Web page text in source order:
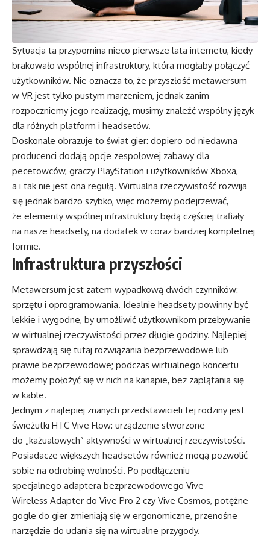
Sytuacja ta przypomina nieco pierwsze lata internetu, kiedy
brakowało wspólnej infrastruktury, która mogłaby połączyć
użytkowników. Nie oznacza to, że przyszłość metawersum
w VR jest tylko pustym marzeniem, jednak zanim
rozpoczniemy jego realizację, musimy znaleźć wspólny język
dla różnych platform i headsetów.
Doskonale obrazuje to świat gier: dopiero od niedawna
producenci dodają opcje zespołowej zabawy dla
pecetowców, graczy PlayStation i użytkowników Xboxa,
a i tak nie jest ona regułą. Wirtualna rzeczywistość rozwija
się jednak bardzo szybko, więc możemy podejrzewać,
że elementy wspólnej infrastruktury będą częściej trafiały
na nasze headsety, na dodatek w coraz bardziej kompletnej
formie.
Infrastruktura przyszłości
Metawersum jest zatem wypadkową dwóch czynników:
sprzętu i oprogramowania. Idealnie headsety powinny być
lekkie i wygodne, by umożliwić użytkownikom przebywanie
w wirtualnej rzeczywistości przez długie godziny. Najlepiej
sprawdzają się tutaj rozwiązania bezprzewodowe lub
prawie bezprzewodowe; podczas wirtualnego koncertu
możemy położyć się w nich na kanapie, bez zaplątania się
w kable.
Jednym z najlepiej znanych przedstawicieli tej rodziny jest
świeżutki HTC Vive Flow: urządzenie stworzone
do „każualowych” aktywności w wirtualnej rzeczywistości.
Posiadacze większych headsetów również mogą pozwolić
sobie na odrobinę wolności. Po podłączeniu
specjalnego adaptera bezprzewodowego Vive
Wireless Adapter do Vive Pro 2 czy Vive Cosmos, potężne
gogle do gier zmieniają się w ergonomiczne, przenośne
narzędzie do udania się na wirtualne przygody.